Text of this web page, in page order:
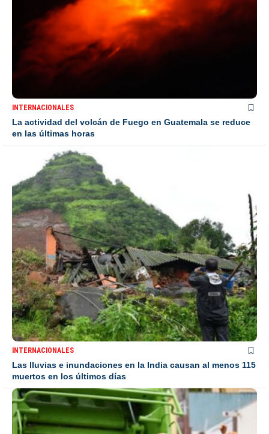
INTERNACIONALES
La actividad del volcán de Fuego en Guatemala se reduce
en las últimas horas
INTERNACIONALES
Las lluvias e inundaciones en la India causan al menos 115
muertos en los últimos días